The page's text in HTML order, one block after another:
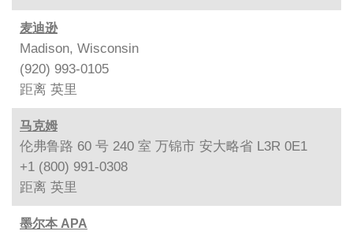
麦迪逊
Madison, Wisconsin
(920) 993-0105
距离 英里
马克姆
伦弗鲁路 60 号 240 室 万锦市 安大略省 L3R 0E1
+1 (800) 991-0308
距离 英里
墨尔本 APA